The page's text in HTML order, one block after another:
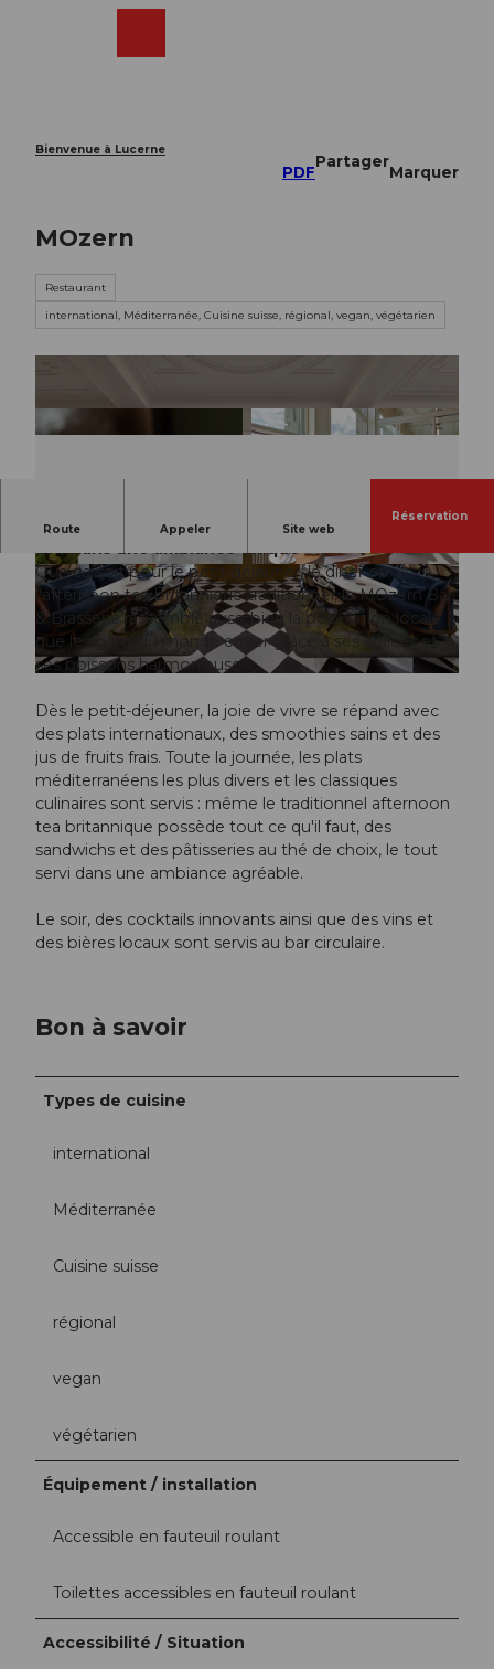
Bienvenue à Lucerne
PDF
Partager
Marquer
MOzern
Restaurant
international, Méditerranée, Cuisine suisse, régional, vegan, végétarien
© Mandarin Oriental Palace | CC-BY © George Apostolidis |CC-BY
Route Appeler Site web
Réservation
Le monde se rencontre ici - le plaisir du matin au
soir dans une ambiance unique
Que ce soit pour le petit-déjeuner, le dîner ou
l'afternoon tea britannique traditionnel, le MOzern Bar
& Brasserie rassemble aussi bien la population locale
que les gens du monde entier grâce à ses délices et
ses boissons harmonieuses.
Dès le petit-déjeuner, la joie de vivre se répand avec
des plats internationaux, des smoothies sains et des
jus de fruits frais. Toute la journée, les plats
méditerranéens les plus divers et les classiques
culinaires sont servis : même le traditionnel afternoon
tea britannique possède tout ce qu'il faut, des
sandwichs et des pâtisseries au thé de choix, le tout
servi dans une ambiance agréable.
Le soir, des cocktails innovants ainsi que des vins et
des bières locaux sont servis au bar circulaire.
Bon à savoir
Types de cuisine
international
Méditerranée
Cuisine suisse
régional
vegan
végétarien
Équipement / installation
Accessible en fauteuil roulant
Toilettes accessibles en fauteuil roulant
Accessibilité / Situation